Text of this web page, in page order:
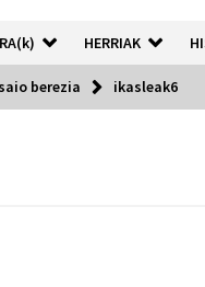
HERRIAK
berezia ikasleak6